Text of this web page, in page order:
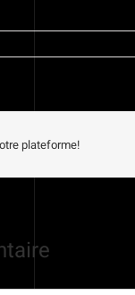
plateforme!